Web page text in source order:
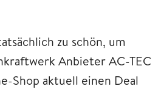
zu schön, um
Anbieter AC-TEC
Shop aktuell einen Deal